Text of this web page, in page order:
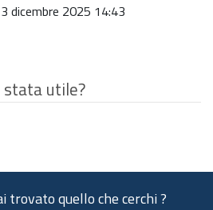
3 dicembre 2025 14:43
utile?
trovato quello che cerchi ?